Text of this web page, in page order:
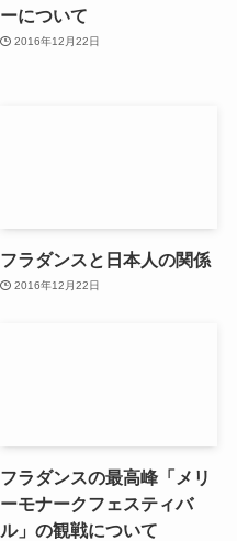
ーについて
2016年12月22日
フラダンスと日本人の関係
2016年12月22日
フラダンスの最高峰「メリ
ーモナークフェスティバ
ル」の観戦について